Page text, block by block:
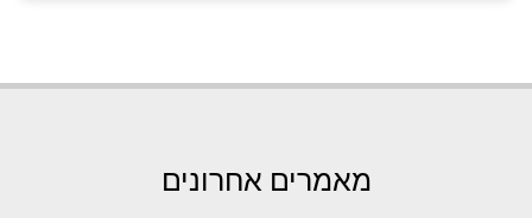
מאמרים אחרונים